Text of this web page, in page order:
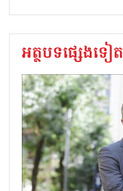
អត្ថបទផ្សេងទៀត